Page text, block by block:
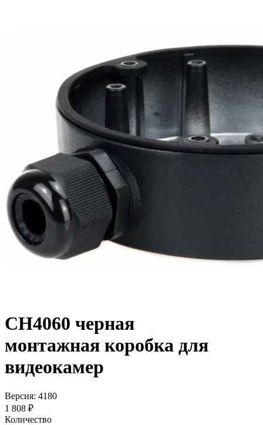
CH4060 черная
монтажная коробка для
видеокамер
Версия: 4180
1 808 ₽
Количество